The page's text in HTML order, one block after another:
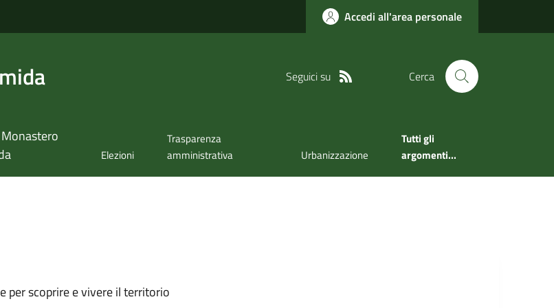
Accedi all'area personale
Seguici su Cerca
Elezioni
Trasparenza
amministrativa
Urbanizzazione
Tutti gli
argomenti...
per scoprire e vivere il territorio